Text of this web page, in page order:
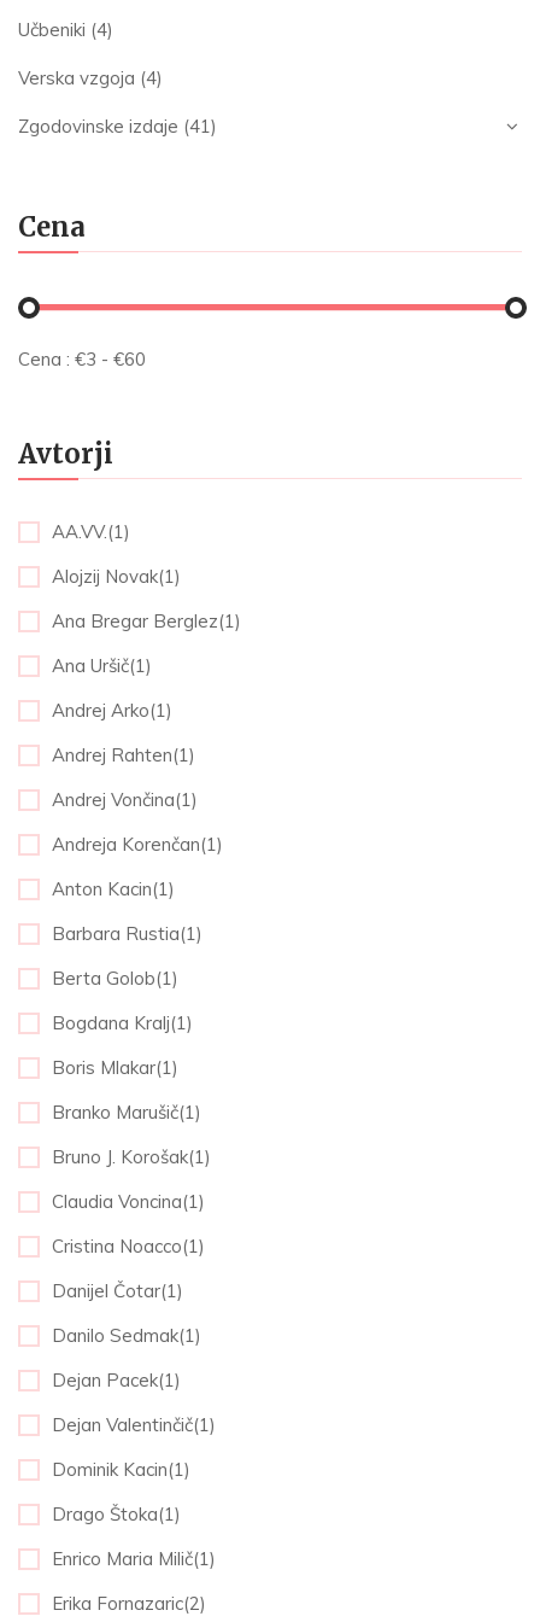
Učbeniki (4)
Verska vzgoja (4)
Zgodovinske izdaje (41)
Cena
Cena : €3 - €60
Avtorji
AA.VV.(1)
Alojzij Novak(1)
Ana Bregar Berglez(1)
Ana Uršič(1)
Andrej Arko(1)
Andrej Rahten(1)
Andrej Vončina(1)
Andreja Korenčan(1)
Anton Kacin(1)
Barbara Rustia(1)
Berta Golob(1)
Bogdana Kralj(1)
Boris Mlakar(1)
Branko Marušič(1)
Bruno J. Korošak(1)
Claudia Voncina(1)
Cristina Noacco(1)
Danijel Čotar(1)
Danilo Sedmak(1)
Dejan Pacek(1)
Dejan Valentinčič(1)
Dominik Kacin(1)
Drago Štoka(1)
Enrico Maria Milič(1)
Erika Fornazaric(2)